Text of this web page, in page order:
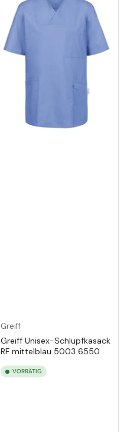
Greiff
Greiff Unisex-Schlupfkasack
RF mittelblau 5003 6550
VORRÄTIG